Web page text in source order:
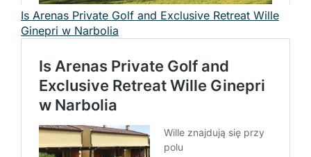
Is Arenas Private Golf and Exclusive Retreat Wille
Ginepri w Narbolia